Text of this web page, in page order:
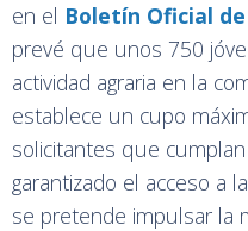
en el Boletín Oficial
prevé que unos 750
actividad agraria en la
establece un cupo
solicitantes que
garantizado el acceso a
se pretende impulsar la